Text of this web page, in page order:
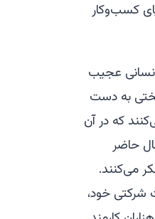
کسب‌وکار
عجیب
به دست
که در آن
حاضر
می‌کنند.
شرکتی خود،